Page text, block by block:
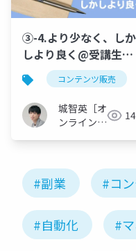
③-4.より少なく、しか
しより良く@受講生が
満足しファン化するオ
ンライン講座カリキュ
ラムの作り方！アウト
ラインを作り込む台本
制作で「話せない…」
コンテンツ販売
城智英［オ
ンライン講
#副業 #コ
#自動化 #